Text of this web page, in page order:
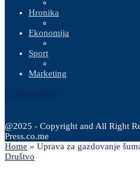
Hronika
Ekonomija
Sport
Marketing
@2025 - Copyright and All Right
Press.co.me
Home » Uprava za gazdovanje
Društvo